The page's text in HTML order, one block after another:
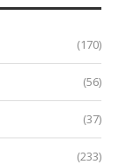
(170)
(56)
(37)
(233)